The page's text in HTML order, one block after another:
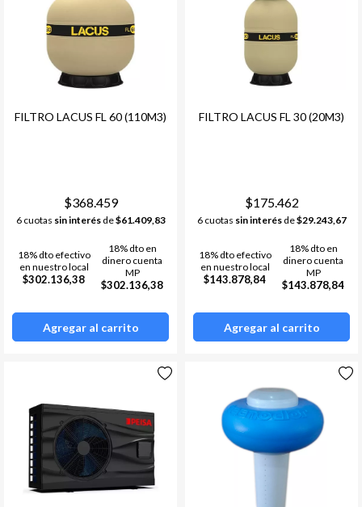
FILTRO LACUS FL 60 (110M3)
$368.459
6 cuotas sin interésde$61.409,83
18% dto efectivo
en nuestro local
$302.136,38
18% dto en
dinero cuenta
MP
$302.136,38
Agregar al carrito
FILTRO LACUS FL 30 (20M3)
$175.462
6 cuotas sin interésde$29.243,67
18% dto efectivo
en nuestro local
$143.878,84
18% dto en
dinero cuenta
MP
$143.878,84
Agregar al carrito